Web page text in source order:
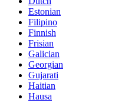
Estonian
Filipino
Finnish
Frisian
Galician
Georgian
Gujarati
Haitian
Hausa